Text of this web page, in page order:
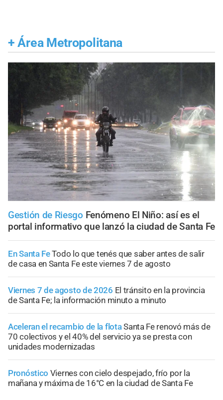
+ Área Metropolitana
Gestión de Riesgo Fenómeno El Niño: así es el
portal informativo que lanzó la ciudad de Santa Fe
En Santa FeTodo lo que tenés que saber antes de salir
de casa en Santa Fe este viernes 7 de agosto
Viernes 7 de agosto de 2026 El tránsito en la provincia
de Santa Fe; la información minuto a minuto
Aceleran el recambio de la flotaSanta Fe renovó más de
70 colectivos y el 40% del servicio ya se presta con
unidades modernizadas
Pronóstico Viernes con cielo despejado, frío por la
mañana y máxima de 16°C en la ciudad de Santa Fe